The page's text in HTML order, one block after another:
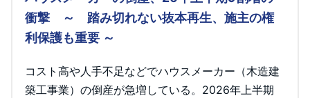
衝撃 ～ 踏み切れない抜本再生、施主の権
利保護も重要 ～
コスト高や人手不足などでハウスメーカー（木造建
築工事業）の倒産が急増している。2026年上半期